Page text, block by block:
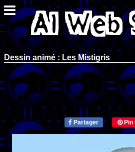
Dessin animé : Les Mistigris
Partager Pin